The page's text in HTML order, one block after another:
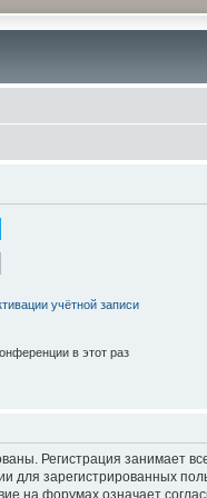
учётной записи
в этот раз
Регистрация занимает
для зарегистрированных
на форумах означает